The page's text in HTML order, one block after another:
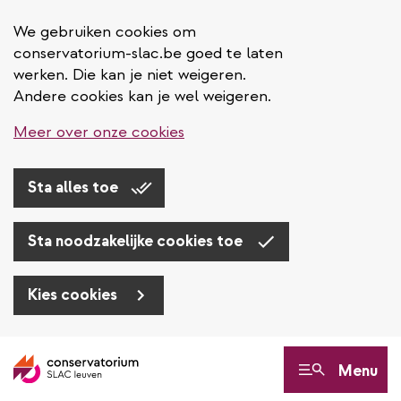
We gebruiken cookies om
conservatorium-slac.be goed te laten
werken. Die kan je niet weigeren.
Andere cookies kan je wel weigeren.
Meer over onze cookies
Sta alles toe
Sta noodzakelijke cookies toe
Kies cookies
en
Menu